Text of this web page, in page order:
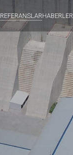
REFERANSLARHABERLER